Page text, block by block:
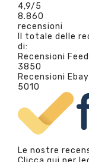
4,9/5
8.860
recensioni
Il totale delle
di:
Recensioni
3850
Recensioni Ebay
5010
Le nostre